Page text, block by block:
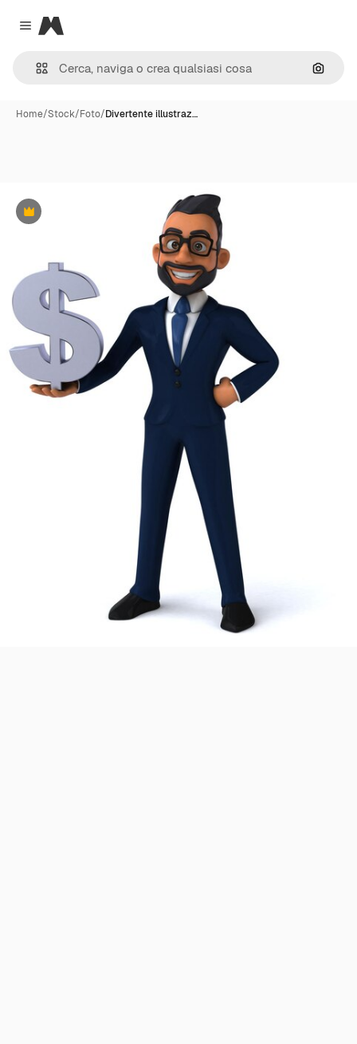
Close menu
Magnific
Cerca
Home/Stock/Foto/Divertente illustraz…
Premium